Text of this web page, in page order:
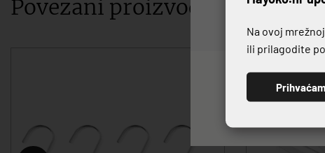
Povezani proizvodi
Na ovoj
ili prilagodite